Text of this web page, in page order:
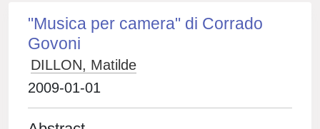
"Musica per camera" di Corrado
Govoni
DILLON, Matilde
2009-01-01